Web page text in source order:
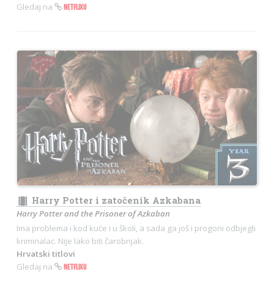
Gledaj na
NETFLIXU
theaters Harry Potter i zatočenik Azkabana
Harry Potter and the Prisoner of Azkaban
Ima problema i kod kuće i u školi, a sada ga još i progoni odbjegli
kriminalac. Nije lako biti čarobnjak.
Hrvatski titlovi
Gledaj na
NETFLIXU